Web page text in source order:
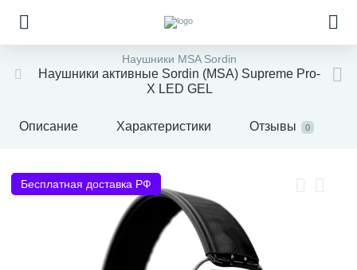
Наушники MSA Sordin
Наушники активные Sordin (MSA) Supreme Pro-
X LED GEL
Описание Характеристики Отзывы 0
Бесплатная доставка РФ